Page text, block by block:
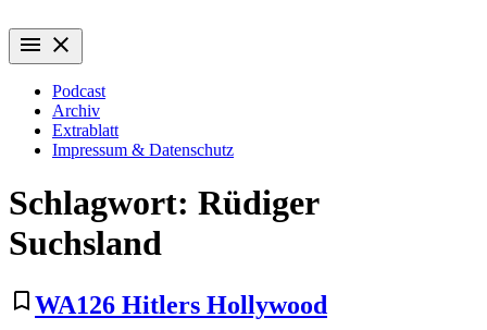
Inhalt
springen
Wiederaufführung
Alte Filme. Neu entdeckt.
menu close
Podcast
Archiv
Extrablatt
Impressum & Datenschutz
Schlagwort: Rüdiger
Suchsland
bookmark_border WA126 Hitlers Hollywood